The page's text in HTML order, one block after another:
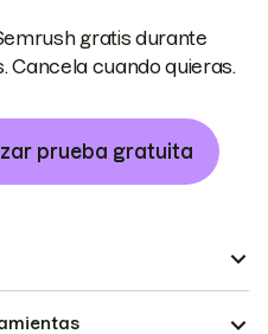
gratis durante
Cancela cuando quieras.
prueba gratuita